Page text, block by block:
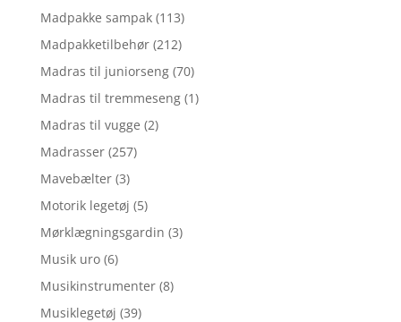
Madpakke sampak (113)
Madpakketilbehør (212)
Madras til juniorseng (70)
Madras til tremmeseng (1)
Madras til vugge (2)
Madrasser (257)
Mavebælter (3)
Motorik legetøj (5)
Mørklægningsgardin (3)
Musik uro (6)
Musikinstrumenter (8)
Musiklegetøj (39)